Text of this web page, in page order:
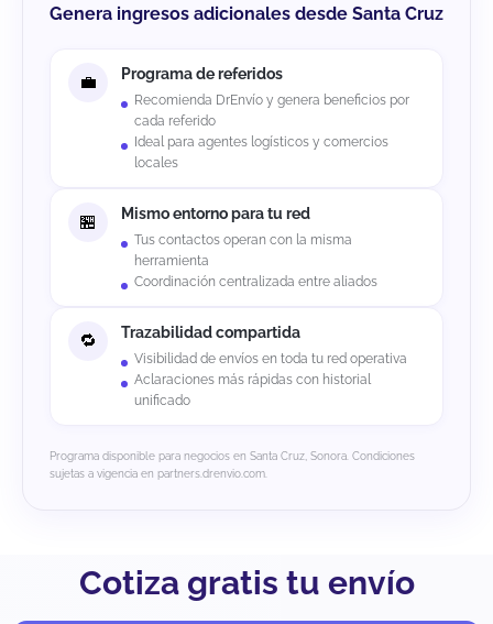
Genera ingresos adicionales desde Santa Cruz
Programa de referidos
Recomienda DrEnvío y genera beneficios por
cada referido
Ideal para agentes logísticos y comercios
locales
Mismo entorno para tu red
Tus contactos operan con la misma
herramienta
Coordinación centralizada entre aliados
Trazabilidad compartida
Visibilidad de envíos en toda tu red operativa
Aclaraciones más rápidas con historial
unificado
Programa disponible para negocios en Santa Cruz, Sonora. Condiciones
sujetas a vigencia en partners.drenvio.com.
Cotiza gratis tu envío